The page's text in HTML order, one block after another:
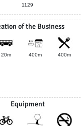
1129
of the Business
20m 400m 400m
Equipment